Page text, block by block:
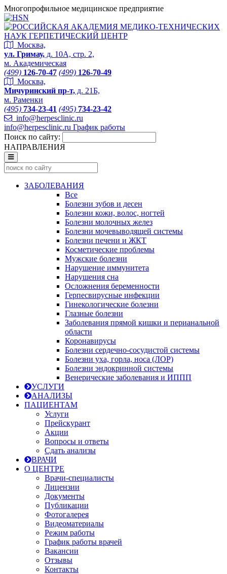
Многопрофильное медицинское предприятие
Москва,
ул. Гримау, д. 10А, стр. 2,
м. Академическая
(499) 126-70-47 (499) 126-70-49
Москва,
Мичуринский пр-т, д. 21Б,
м. Раменки
(495) 734-23-41 (495) 734-23-42
info@herpesclinic.ru
info@herpesclinic.ru График работы
Поиск по сайту:
НАПРАВЛЕНИЯ
ЗАБОЛЕВАНИЯ
Все
Болезни зубов и десен
Болезни кожи, волос, ногтей
Болезни молочных желез
Болезни мочевыводящей системы
Болезни печени и ЖКТ
Косметические проблемы
Мужские болезни
Нарушение иммунитета
Нарушения сна
Осложнения беременности
Герпесвирусные инфекции
Гинекологические болезни
Глазные болезни
Заболевания прямой кишки и перианальной
области
Коронавирусы
Болезни сердечно-сосудистой системы
Болезни уха, горла, носа (ЛОР)
Болезни эндокринной системы
Венерические заболевания и ИППП
УСЛУГИ
АНАЛИЗЫ
ПАЦИЕНТАМ
Услуги
Прейскурант
Акции
Вопросы и ответы
Сдать анализы
ВРАЧИ
О ЦЕНТРЕ
Врачи-специалисты
Лицензии
Документы
Публикации
Фотогалерея
Видеоматериалы
Режим работы
График работы врачей
Вакансии
Отзывы
Контакты